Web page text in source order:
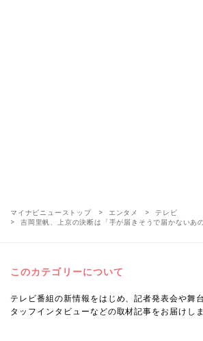
マイナビニューストップ エンタメ
テレビ
吉岡里帆、上京の決断は「手が届きそうで届かないあ
このカテゴリーについて
テレビ番組の新情報をはじめ、記者発表会や舞
タッフインタビューなどの取材記事をお届けしま